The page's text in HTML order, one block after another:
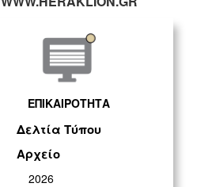
ΕΠΙΚΑΙΡΟΤΗΤΑ
Δελτία Τύπου
Αρχείο
2026